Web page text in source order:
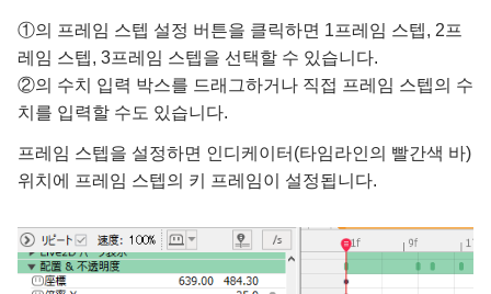
①의 프레임 스텝 설정 버튼을 클릭하면 1프레임 스텝, 2프
레임 스텝, 3프레임 스텝을 선택할 수 있습니다.
②의 수치 입력 박스를 드래그하거나 직접 프레임 스텝의 수
치를 입력할 수도 있습니다.
프레임 스텝을 설정하면 인디케이터(타임라인의 빨간색 바)
위치에 프레임 스텝의 키 프레임이 설정됩니다.